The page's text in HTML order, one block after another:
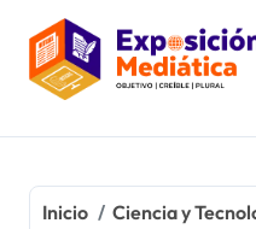
contenido
Inicio
Ciencia y